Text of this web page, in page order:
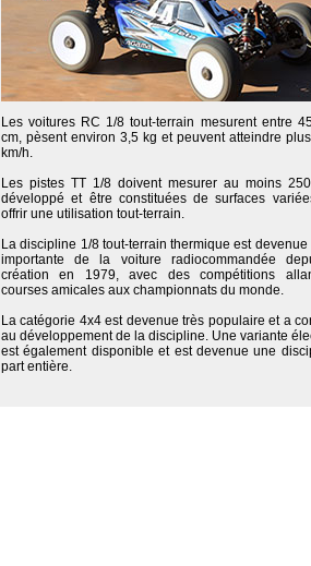
Les voitures RC 1/8 tout-terrain mesurent entre
cm, pèsent environ 3,5 kg et peuvent atteindre
km/h.
Les pistes TT 1/8 doivent mesurer au moins
développé et être constituées de surfaces
offrir une utilisation tout-terrain.
La discipline 1/8 tout-terrain thermique est devenue
importante de la voiture radiocommandée
création en 1979, avec des compétitions
courses amicales aux championnats du monde.
La catégorie 4x4 est devenue très populaire et a
au développement de la discipline. Une variante
est également disponible et est devenue une
part entière.